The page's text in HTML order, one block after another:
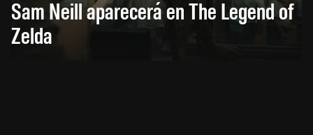
Sam Neill aparecerá en The Legend of
Zelda